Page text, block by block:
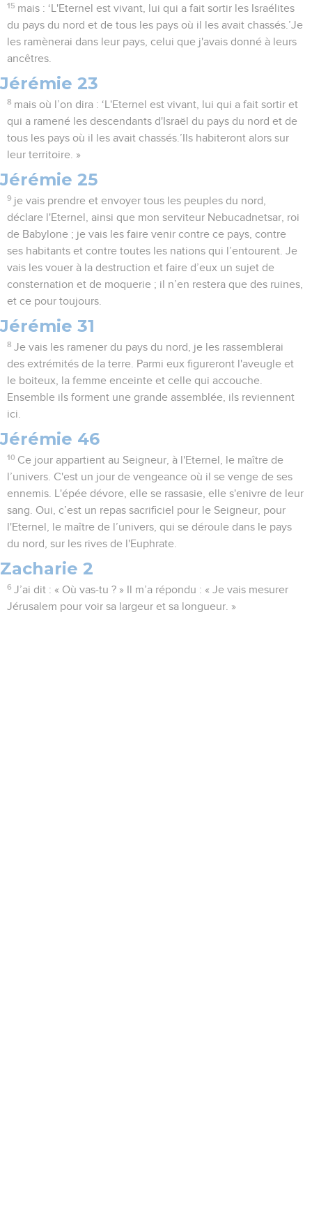
15 mais : ‘L'Eternel est vivant, lui qui a fait sortir les Israélites
du pays du nord et de tous les pays où il les avait chassés.’Je
les ramènerai dans leur pays, celui que j'avais donné à leurs
ancêtres.
Jérémie 23
8 mais où l’on dira : ‘L'Eternel est vivant, lui qui a fait sortir et
qui a ramené les descendants d'Israël du pays du nord et de
tous les pays où il les avait chassés.’Ils habiteront alors sur
leur territoire. »
Jérémie 25
9 je vais prendre et envoyer tous les peuples du nord,
déclare l'Eternel, ainsi que mon serviteur Nebucadnetsar, roi
de Babylone ; je vais les faire venir contre ce pays, contre
ses habitants et contre toutes les nations qui l’entourent. Je
vais les vouer à la destruction et faire d’eux un sujet de
consternation et de moquerie ; il n’en restera que des ruines,
et ce pour toujours.
Jérémie 31
8 Je vais les ramener du pays du nord, je les rassemblerai
des extrémités de la terre. Parmi eux figureront l'aveugle et
le boiteux, la femme enceinte et celle qui accouche.
Ensemble ils forment une grande assemblée, ils reviennent
ici.
Jérémie 46
10 Ce jour appartient au Seigneur, à l'Eternel, le maître de
l’univers. C'est un jour de vengeance où il se venge de ses
ennemis. L'épée dévore, elle se rassasie, elle s'enivre de leur
sang. Oui, c’est un repas sacrificiel pour le Seigneur, pour
l'Eternel, le maître de l’univers, qui se déroule dans le pays
du nord, sur les rives de l'Euphrate.
Zacharie 2
6 J’ai dit : « Où vas-tu ? » Il m’a répondu : « Je vais mesurer
Jérusalem pour voir sa largeur et sa longueur. »